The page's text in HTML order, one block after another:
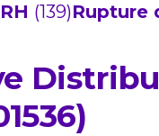
RH (139)Rupture